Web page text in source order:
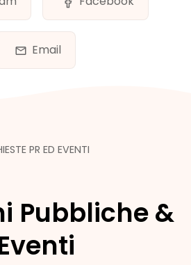
Email
PR ED EVENTI
Pubbliche &